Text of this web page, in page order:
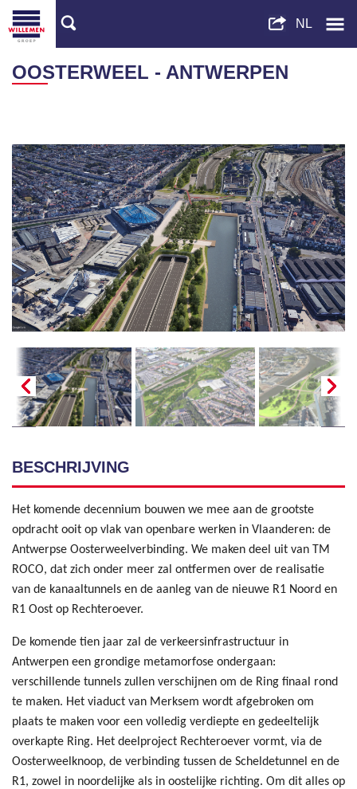
OOSTERWEEL - ANTWERPEN
BESCHRIJVING
Het komende decennium bouwen we mee aan de grootste
opdracht ooit op vlak van openbare werken in Vlaanderen: de
Antwerpse Oosterweelverbinding. We maken deel uit van TM
ROCO, dat zich onder meer zal ontfermen over de realisatie
van de kanaaltunnels en de aanleg van de nieuwe R1 Noord en
R1 Oost op Rechteroever.
De komende tien jaar zal de verkeersinfrastructuur in
Antwerpen een grondige metamorfose ondergaan:
verschillende tunnels zullen verschijnen om de Ring finaal rond
te maken. Het viaduct van Merksem wordt afgebroken om
plaats te maken voor een volledig verdiepte en gedeeltelijk
overkapte Ring. Het deelproject Rechteroever vormt, via de
Oosterweelknoop, de verbinding tussen de Scheldetunnel en de
R1, zowel in noordelijke als in oostelijke richting. Om dit alles op